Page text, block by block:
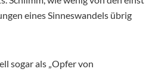
eines Sinneswandels übrig
sogar als „Opfer von